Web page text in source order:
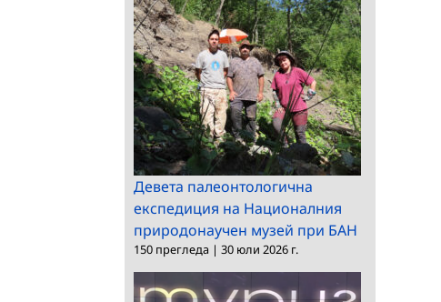
Девета палеонтологична
експедиция на Националния
природонаучен музей при БАН
150 прегледа | 30 юли 2026 г.